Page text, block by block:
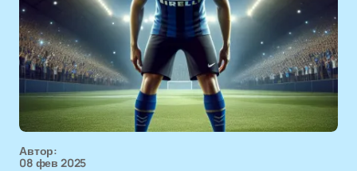
Автор:
08 фев 2025